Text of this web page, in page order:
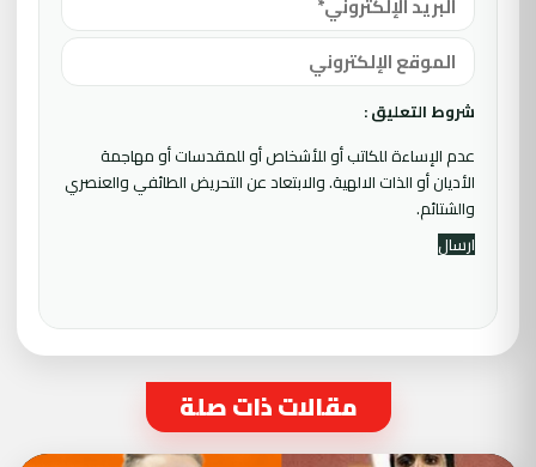
شروط التعليق :
عدم الإساءة للكاتب أو للأشخاص أو للمقدسات أو مهاجمة
الأديان أو الذات الالهية. والابتعاد عن التحريض الطائفي والعنصري
والشتائم.
مقالات ذات صلة